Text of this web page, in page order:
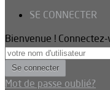
SE CONNECTER
Bienvenue !
Mot de passe oublié?